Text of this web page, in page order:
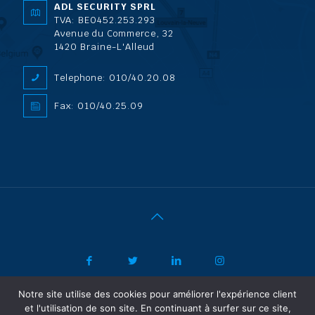
ADL SECURITY SPRL
TVA: BE0452.253.293
Avenue du Commerce, 32
1420 Braine-L'Alleud
Telephone: 010/40.20.08
Fax: 010/40.25.09
© 2022 ADL Security SPRL/BVBA | Politique de confidentialité
Notre site utilise des cookies pour améliorer l'expérience client
et l'utilisation de son site. En continuant à surfer sur ce site,